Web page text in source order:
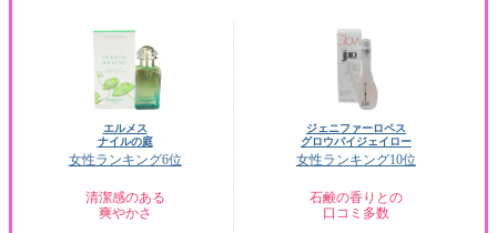
エルメス
ナイルの庭
女性ランキング6位
清潔感のある
爽やかさ
ジェニファーロペス
グロウバイジェイロー
女性ランキング10位
石鹸の香りとの
口コミ多数